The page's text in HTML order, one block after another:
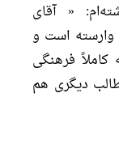
نوشته‌ام: « آقای
است و
فرهنگی
دیگری هم